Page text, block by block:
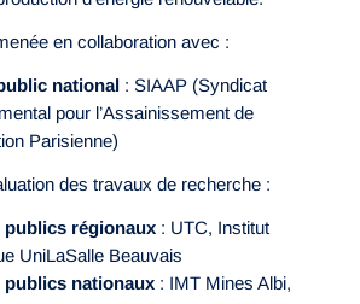
en collaboration avec :
national : SIAAP (Syndicat
pour l’Assainissement de
Parisienne)
des travaux de recherche :
publics régionaux : UTC, Institut
UniLaSalle Beauvais
publics nationaux : IMT Mines Albi,